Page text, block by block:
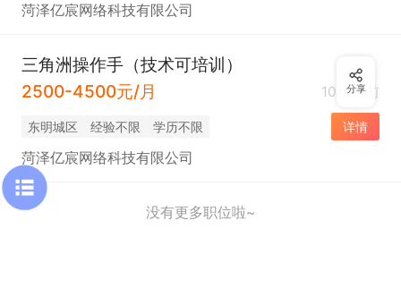
菏泽亿宸网络科技有限公司
三角洲操作手（技术可培训）
2500-4500元/月
10小时前
东明城区 经验不限 学历不限 详情
菏泽亿宸网络科技有限公司
没有更多职位啦~
分享